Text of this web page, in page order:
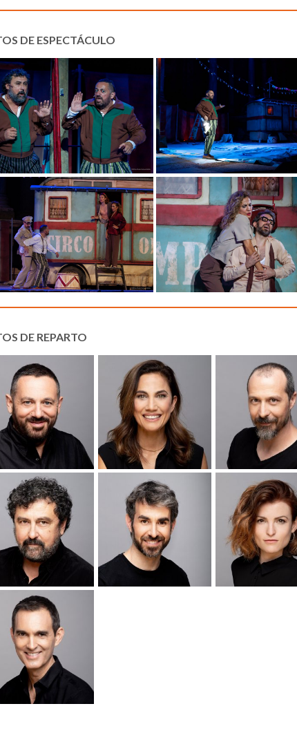
DE ESPECTÁCULO
DE REPARTO